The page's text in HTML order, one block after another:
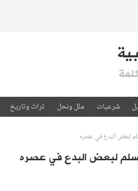
شرعيات ملل ونحل تراث وتاريخ
لبعض البدع في عصره
لبعض البدع في عصره